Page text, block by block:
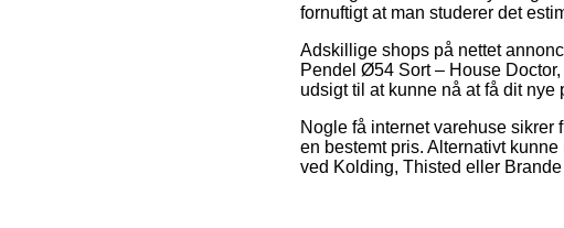
fornuftigt at man studerer det
Adskillige shops på nettet
Pendel Ø54 Sort – House
udsigt til at kunne nå at få dit
Nogle få internet varehuse
en bestemt pris. Alternativt
ved Kolding, Thisted eller